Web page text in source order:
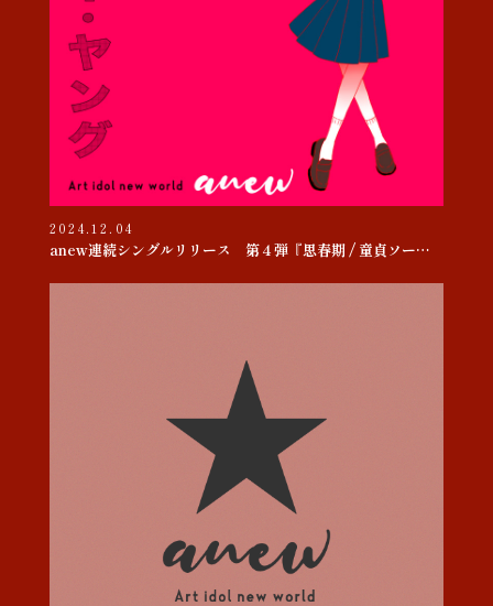
2024.12.04
anew連続シングルリリース 第４弾『思春期 / 童貞ソー・ヤング』